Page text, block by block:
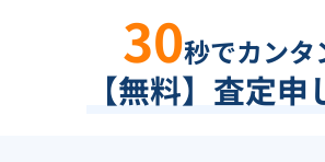
30秒でカンタ
【無料】査定申